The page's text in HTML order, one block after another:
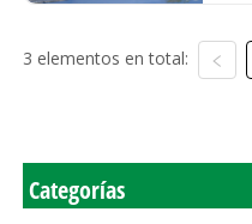
3 elementos en total:
Categorías